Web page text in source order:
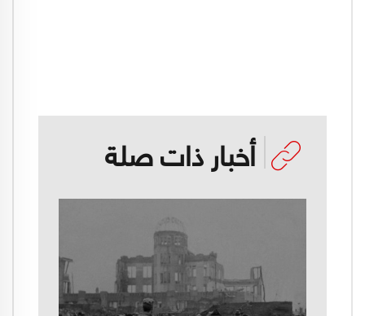
أخبار ذات صلة